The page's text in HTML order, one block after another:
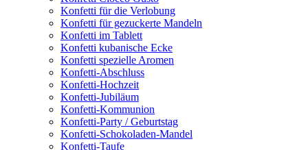
Konfetti für die Verlobung
Konfetti für gezuckerte Mandeln
Konfetti im Tablett
Konfetti kubanische Ecke
Konfetti spezielle Aromen
Konfetti-Abschluss
Konfetti-Hochzeit
Konfetti-Jubiläum
Konfetti-Kommunion
Konfetti-Party / Geburtstag
Konfetti-Schokoladen-Mandel
Konfetti-Taufe